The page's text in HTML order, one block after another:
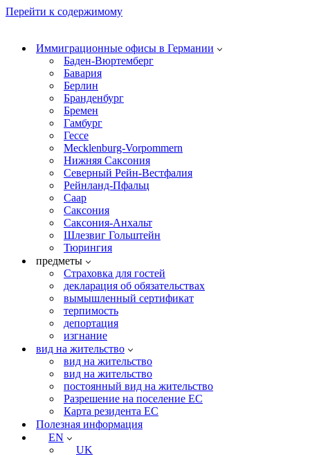
Перейти к содержимому
Иммиграционные офисы в Германии
Баден-Вюртемберг
Бавария
Берлин
Бранденбург
Бремен
Гамбург
Гессе
Mecklenburg-Vorpommern
Нижняя Саксония
Северный Рейн-Вестфалия
Рейнланд-Пфальц
Саар
Саксония
Саксония-Анхальт
Шлезвиг Гольштейн
Тюрингия
предметы
Страховка для гостей
декларация об обязательствах
вымышленный сертификат
терпимость
депортация
изгнание
вид на жительство
вид на жительство
вид на жительство
постоянный вид на жительство
Разрешение на поселение ЕС
Карта резидента ЕС
Полезная информация
EN
UK